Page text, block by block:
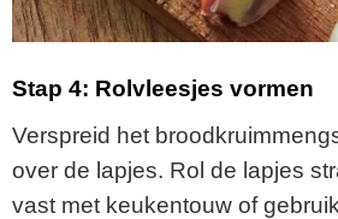
Stap 4: Rolvleesjes vormen
Verspreid het
over de lapjes. Rol de lapjes
vast met keukentouw of